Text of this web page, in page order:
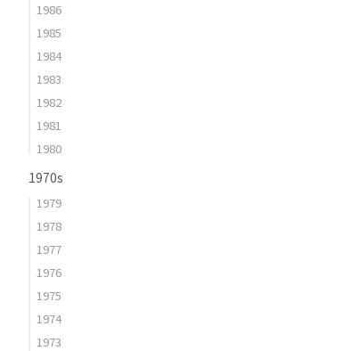
1986
1985
1984
1983
1982
1981
1980
1970s
1979
1978
1977
1976
1975
1974
1973